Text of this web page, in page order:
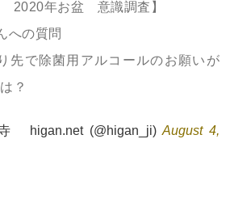
2020年お盆 意識調査】
への質問
先で除菌用アルコールのお願いが
？
higan.net (@higan_ji)August 4,